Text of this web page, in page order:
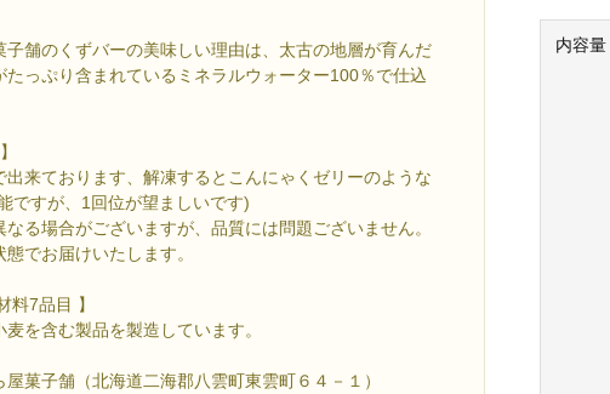
子舗のくずバーの美味しい理由は、太古の地層が育んだ
たっぷり含まれているミネラルウォーター100％で仕込
来ております、解凍するとこんにゃくゼリーのような
ですが、1回位が望ましいです)
る場合がございますが、品質には問題ございません。
でお届けいたします。
料7品目 】
を含む製品を製造しています。
菓子舗（北海道二海郡八雲町東雲町６４－１）
内容量